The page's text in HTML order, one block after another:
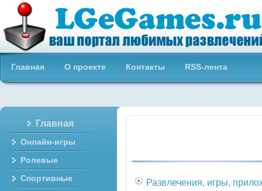
Бесплатные онлайн игры
Главная О проекте Контакты RSS-лента
Развлечения, игры,
Главная
Онлайн-игры
Ролевые
Спортивные